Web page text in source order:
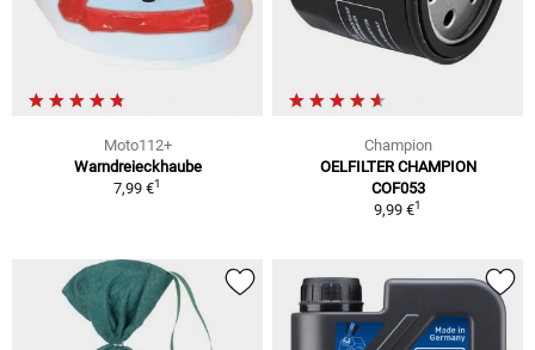
Moto112+
Warndreieckhaube
7,99 €1
Champion
OELFILTER CHAMPION
COF053
9,99 €1